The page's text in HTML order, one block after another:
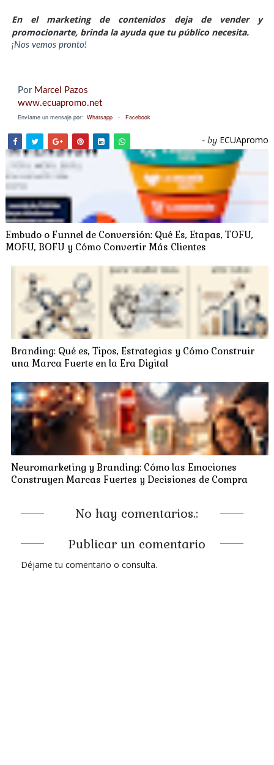
En el marketing de contenidos deja de vender y
promocionarte, brinda la ayuda que tu público necesita.
¡Nos vemos pronto!
Por Marcel Pazos
www.ecuapromo.net
Envíame un mensaje por: Whatsapp- Facebook
- by ECUApromo
Embudo o Funnel de Conversión: Qué Es, Etapas, TOFU,
MOFU, BOFU y Cómo Convertir Más Clientes
Branding: Qué es, Tipos, Estrategias y Cómo Construir
una Marca Fuerte en la Era Digital
Neuromarketing y Branding: Cómo las Emociones
Construyen Marcas Fuertes y Decisiones de Compra
No hay comentarios.:
Publicar un comentario
Déjame tu comentario o consulta.